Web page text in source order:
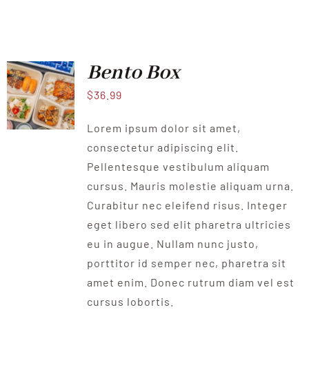
Bento Box
$36.99
Lorem ipsum dolor sit amet,
consectetur adipiscing elit.
Pellentesque vestibulum aliquam
cursus. Mauris molestie aliquam urna.
Curabitur nec eleifend risus. Integer
eget libero sed elit pharetra ultricies
eu in augue. Nullam nunc justo,
porttitor id semper nec, pharetra sit
amet enim. Donec rutrum diam vel est
cursus lobortis.